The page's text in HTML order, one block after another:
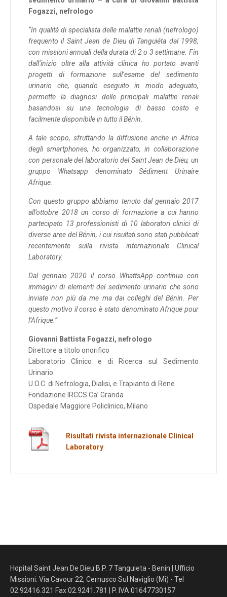
Fogazzi, nefrologo
“In qualità di specialista delle malattie renali (nefrologo)
frequento il Saint Jean de Dieu di Tanguiéta dal 1998,
con missioni annuali della durata di 2 o 3 settimane. Fin
dall’inizio oltre alla attività clinica ho portato avanti
progetti di formazione sull’esame del sedimento
urinario che, quando eseguito in modo adeguato,
permette la diagnosi delle principali malattie renali
basandosi su una tecnologia di basso costo e
facilmente disponibile in tutto il Bénin.
A tale scopo, sfruttando la diffusione anche in Africa
degli smartphones, ho organizzato, in collaborazione
con personale del laboratorio del Saint Jean de Dieu, un
gruppo Whatsapp denominato Sédiment Urinaire
Afrique.
Con questo gruppo abbiamo tenuto dal gennaio 2017
all’ottobre 2018 un corso di formazione a cui hanno
partecipato 13 professionisti di 10 laboratori clinici di
diverse aree del Bénin, i cui risultati sono stati pubblicati
recentemente sulla rivista internazionale Clinical
Laboratory.
Dal gennaio 2020 il corso WhattsApp continua con
immagini di elementi del sedimento urinario che sono
inviate non più da me ma dai colleghi del Bénin. Per
questo motivo il corso è stato denominato Afrique pour
l’Afrique.”
Giovanni Battista Fogazzi, nefrologo
Direttore a titolo onorifico
Laboratorio Clinico e di Ricerca sul Sedimento
Urinario
U.O.C. di Nefrologia, Dialisi, e Trapianto di Rene
Fondazione IRCCS Ca’ Granda
Ospedale Maggiore Policlinico, Milano
Risultati rivista internazionale Clinical
Laboratory
Hopital Saint Jean De Dieu B.P. 7 Tanguieta - Benin | Ufficio
Missioni: Via Cavour 22, Cernusco Sul Naviglio (Mi) - Tel
02.92416.321 Fax 02.9241.781 | P. IVA 01647730157